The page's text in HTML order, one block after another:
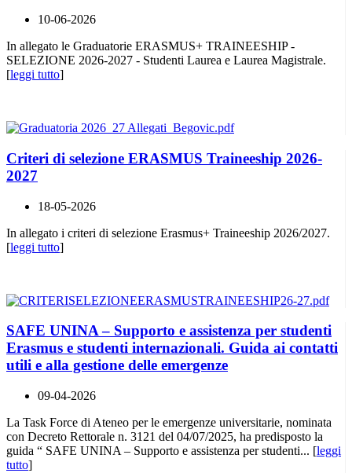
10-06-2026
In allegato le Graduatorie ERASMUS+ TRAINEESHIP -
SELEZIONE 2026-2027 - Studenti Laurea e Laurea Magistrale.
[leggi tutto]
Criteri di selezione ERASMUS Traineeship 2026-
2027
18-05-2026
In allegato i criteri di selezione Erasmus+ Traineeship 2026/2027.
[leggi tutto]
SAFE UNINA – Supporto e assistenza per studenti
Erasmus e studenti internazionali. Guida ai contatti
utili e alla gestione delle emergenze
09-04-2026
La Task Force di Ateneo per le emergenze universitarie, nominata
con Decreto Rettorale n. 3121 del 04/07/2025, ha predisposto la
guida “ SAFE UNINA – Supporto e assistenza per studenti... [leggi
tutto]